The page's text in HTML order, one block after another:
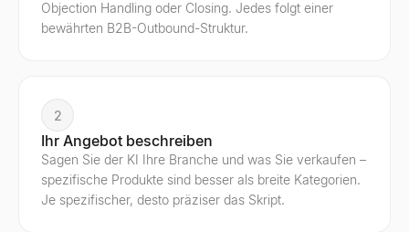
Objection Handling oder Closing. Jedes folgt einer
bewährten B2B-Outbound-Struktur.
2
Ihr Angebot beschreiben
Sagen Sie der KI Ihre Branche und was Sie verkaufen –
spezifische Produkte sind besser als breite Kategorien.
Je spezifischer, desto präziser das Skript.